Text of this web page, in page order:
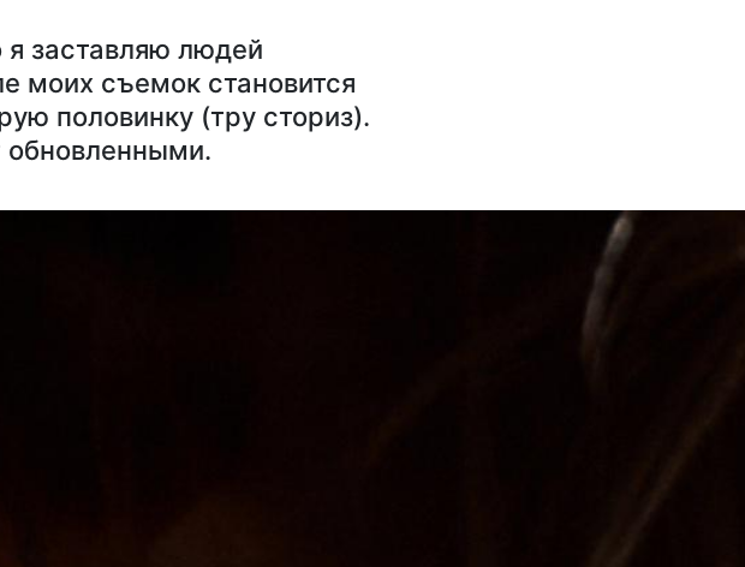
я заставляю людей
моих съемок становится
половинку (тру сториз).
обновленными.